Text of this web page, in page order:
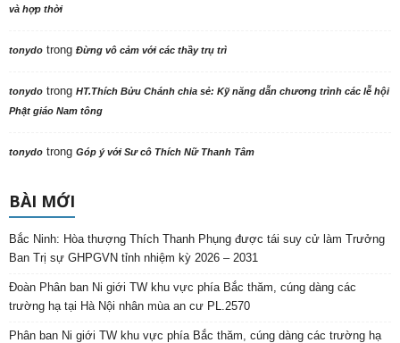
và hợp thời
tonydo trong Đừng vô cảm với các thầy trụ trì
tonydo trong HT.Thích Bửu Chánh chia sẻ: Kỹ năng dẫn chương trình các lễ hội
Phật giáo Nam tông
tonydo trong Góp ý với Sư cô Thích Nữ Thanh Tâm
BÀI MỚI
Bắc Ninh: Hòa thượng Thích Thanh Phụng được tái suy cử làm Trưởng
Ban Trị sự GHPGVN tỉnh nhiệm kỳ 2026 – 2031
Đoàn Phân ban Ni giới TW khu vực phía Bắc thăm, cúng dàng các
trường hạ tại Hà Nội nhân mùa an cư PL.2570
Phân ban Ni giới TW khu vực phía Bắc thăm, cúng dàng các trường hạ